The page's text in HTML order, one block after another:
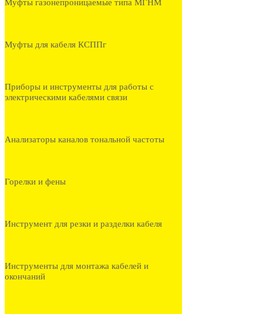
Муфты газонепроницаемые типа МГНМ
Муфты для кабеля КСППг
Приборы и инструменты для работы с
электрическими кабелями связи
Анализаторы каналов тональной частоты
Горелки и фены
Инструмент для резки и разделки кабеля
Инструменты для монтажа кабелей и
окончаний